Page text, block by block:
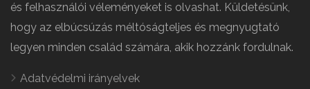
és felhasználói véleményeket is olvashat. Küldetésünk,
hogy az elbúcsúzás méltóságteljes és megnyugtató
legyen minden család számára, akik hozzánk fordulnak.
Adatvédelmi irányelvek